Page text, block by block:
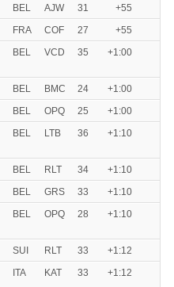
BEL AJW 31
+55
FRA COF 27
+55
BEL VCD 35 +1:00
BEL BMC 24
+1:00
BEL OPQ 25
+1:00
BEL LTB 36 +1:10
BEL RLT 34
+1:10
BEL GRS 33
+1:10
BEL OPQ 28 +1:10
SUI RLT 33
+1:12
ITA KAT 33 +1:12